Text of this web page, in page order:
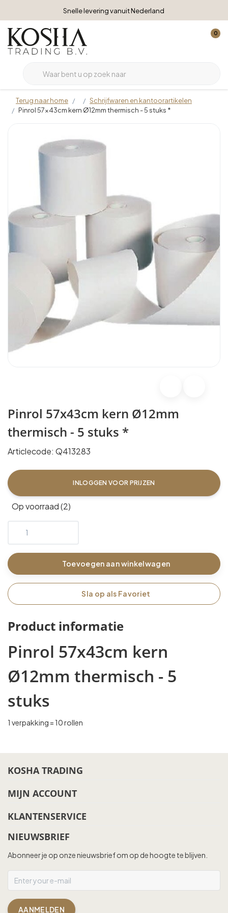
Snelle levering vanuit Nederland
0
Terug naar home
Schrijfwaren en kantoorartikelen
Pinrol 57x43cm kern Ø12mm thermisch - 5 stuks *
Pinrol 57x43cm kern Ø12mm
thermisch - 5 stuks *
Articlecode: Q413283
INLOGGEN VOOR PRIJZEN
Op voorraad (2)
Toevoegen aan winkelwagen
Sla op als Favoriet
Product informatie
Pinrol 57x43cm kern
Ø12mm thermisch - 5
stuks
1 verpakking = 10 rollen
KOSHA TRADING
MIJN ACCOUNT
KLANTENSERVICE
NIEUWSBRIEF
Abonneer je op onze nieuwsbrief om op de hoogte te blijven.
AANMELDEN